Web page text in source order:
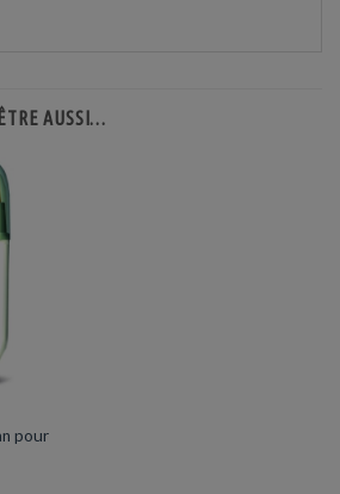
AUSSI…
pour